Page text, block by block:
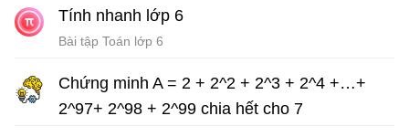
Tính nhanh lớp 6
Bài tập Toán lớp 6
Chứng minh A = 2 + 2^2 + 2^3 + 2^4 +…+
2^97+ 2^98 + 2^99 chia hết cho 7